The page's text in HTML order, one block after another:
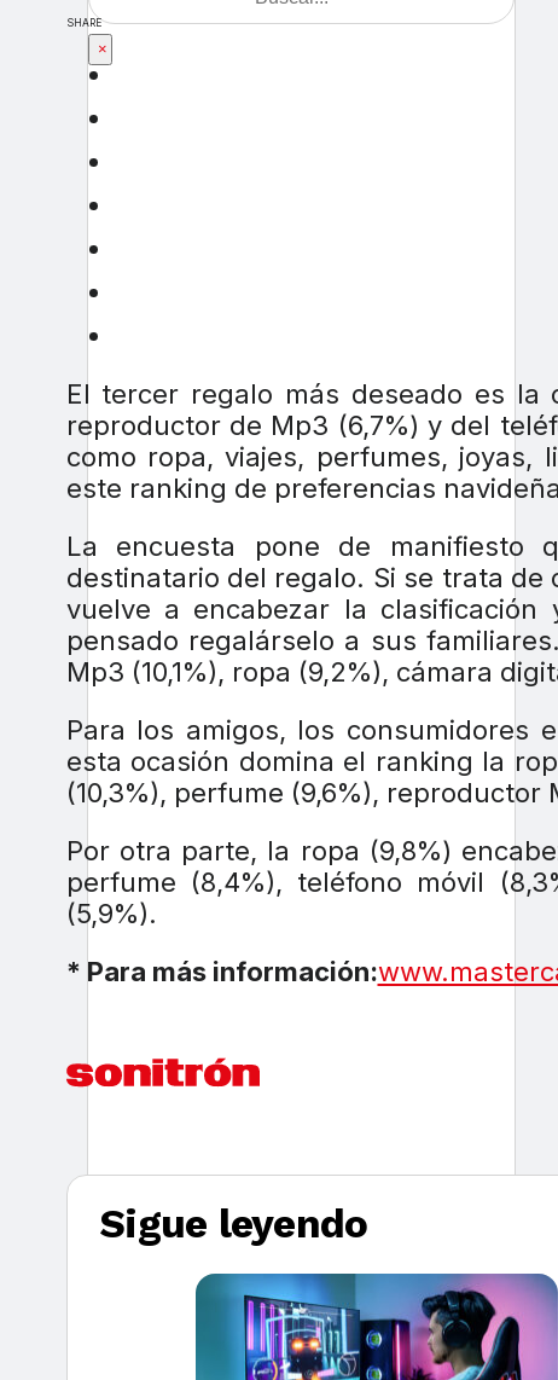
×
SHARE
El tercer regalo más deseado es la
reproductor de Mp3 (6,7%) y del
como ropa, viajes, perfumes,
este ranking de preferencias
La encuesta pone de manifiesto
destinatario del regalo. Si se trata
vuelve a encabezar la
pensado regalárselo a sus
Mp3 (10,1%), ropa (9,2%), cámara
Para los amigos, los consumidores
esta ocasión domina el ranking la
(10,3%), perfume (9,6%), reproductor
Por otra parte, la ropa (9,8%)
perfume (8,4%), teléfono móvil
(5,9%).
* Para más información:
Sigue leyendo